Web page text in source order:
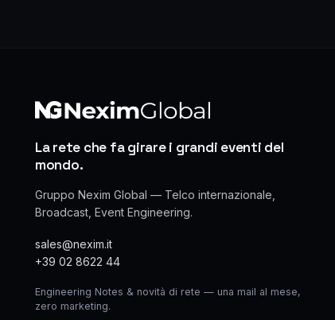
La rete che fa girare i grandi eventi del
mondo.
Gruppo Nexim Global — Telco internazionale,
Broadcast, Event Engineering.
sales@nexim.it
+39 02 8622 44
Engineering Notes & novità di rete — una mail al mese,
zero marketing.